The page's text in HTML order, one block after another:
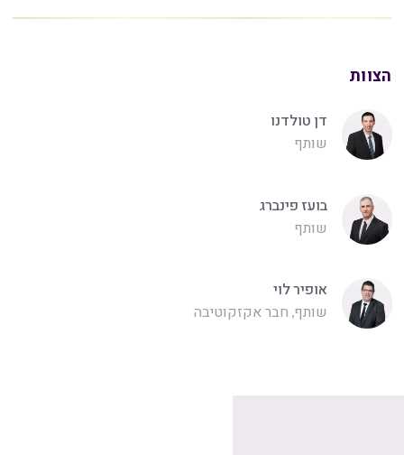
הצוות
דן טולדנו
שותף
בועז פינברג
שותף
אופיר לוי
שותף, חבר אקזקוטיבה